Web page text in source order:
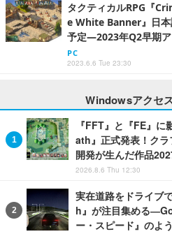
タクティカルRPG『
e White Banner』日本
予定―2023年Q2早期
PC
2023.6.6 Tue 23:30
Windowsアクセ
『FFT』と『FE』
ath』正式発表！クラ
開発が生んだ作品
2026.8.6 Thu 12:30
実在道路をドライブ
h』が注目集める
ー・スピード』のよ